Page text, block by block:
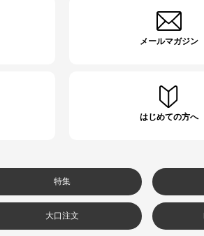
メールマガジン
はじめての方へ
特集
大口注文